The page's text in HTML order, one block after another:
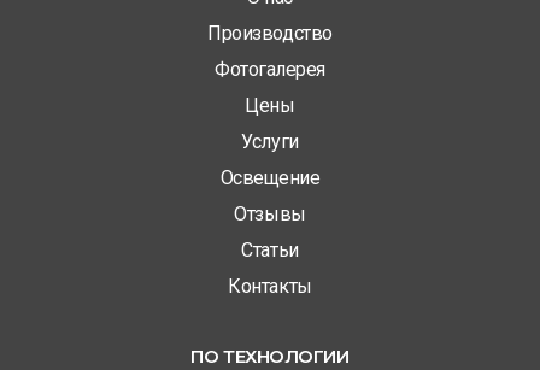
Производство
Фотогалерея
Цены
Услуги
Освещение
Отзывы
Статьи
Контакты
ПО ТЕХНОЛОГИИ